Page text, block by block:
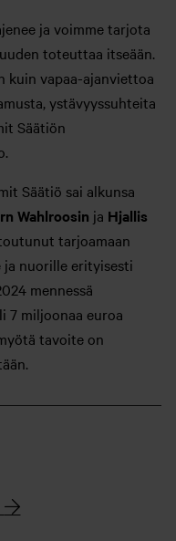
ja voimme tarjota
toteuttaa itseään.
kuin vapaa-ajanviettoa
ystävyyssuhteita
Säätiön
Säätiö sai alkunsa
Wahlroosin ja Hjallis
tarjoamaan
ja nuorille erityisesti
mennessä
7 miljoonaa euroa
tavoite on